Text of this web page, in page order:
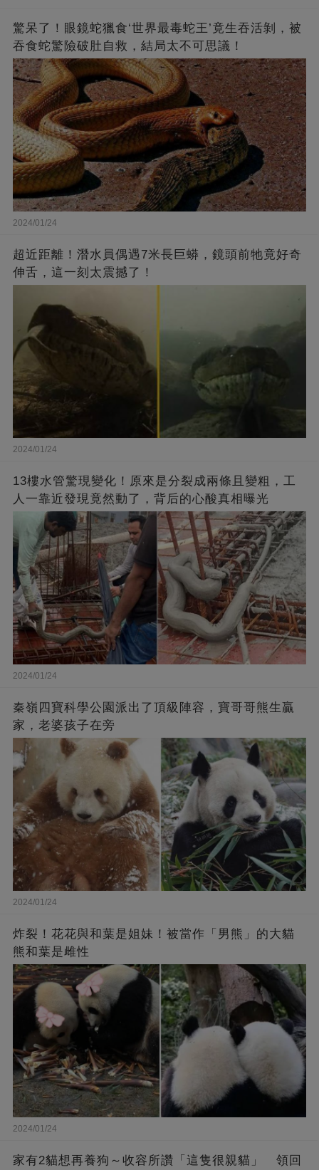
驚呆了！眼鏡蛇獵食‘世界最毒蛇王’竟生吞活剝，被
吞食蛇驚險破肚自救，結局太不可思議！
2024/01/24
超近距離！潛水員偶遇7米長巨蟒，鏡頭前牠竟好奇
伸舌，這一刻太震撼了！
2024/01/24
13樓水管驚現變化！原來是分裂成兩條且變粗，工
人一靠近發現竟然動了，背后的心酸真相曝光
2024/01/24
秦嶺四寶科學公園派出了頂級陣容，寶哥哥熊生贏
家，老婆孩子在旁
2024/01/24
炸裂！花花與和葉是姐妹！被當作「男熊」的大貓
熊和葉是雌性
2024/01/24
家有2貓想再養狗～收容所讚「這隻很親貓」 領回